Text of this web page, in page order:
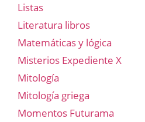
Listas
Literatura libros
Matemáticas y lógica
Misterios Expediente X
Mitología
Mitología griega
Momentos Futurama